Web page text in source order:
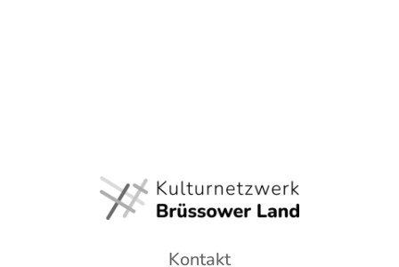
Kontakt